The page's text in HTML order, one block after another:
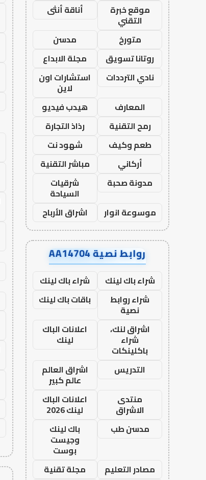
موقع خبرة
التقني
أناقة أنثى
متورخ
مدسن
روتانا تسويق
مجلة الابداع
نادي الترددات
استشارات اون
لاين
المعارف
هيدب فيديو
رمح التقنية
رذاذ التجارة
طعم وكيف
شهود نت
أركاني
مباشر التقنية
مدونة صحبة
شرقيات
السياحة
موسوعة انوار
اشراق الأرباح
روابط نصية AA14704
شراء باك لينك
شراء باك لينك
شراء روابط
نصية
باقات باك لينك
اشراق لنك،
شراء
باكلينكات
اعلانات الباك
لينك
التدريس
اشراق العالم
عالم كبير
منتدى
الاشراق
اعلانات الباك
لينك 2026
مدسن طب
باك لينك
وجيست
بوست
مصادر التعليم
مجلة تقنية